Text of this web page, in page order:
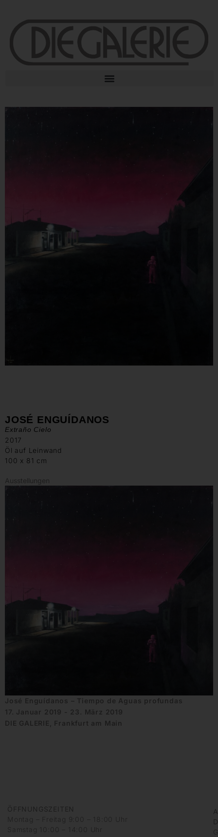
JOSÉ ENGUÍDANOS
Extraño Cielo
2017
Öl auf Leinwand
100 x 81 cm
Ausstellungen
José Enguídanos – Tiempo de Aguas profundas
17. Januar 2019 - 23. März 2019
DIE GALERIE, Frankfurt am Main
ÖFFNUNGSZEITEN
Montag – Freitag 9:00 – 18:00 Uhr
Samstag 10:00 – 14:00 Uhr